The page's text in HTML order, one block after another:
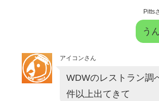
Pitts
う
アイコンさん
WDWのレストラン調
件以上出てきて